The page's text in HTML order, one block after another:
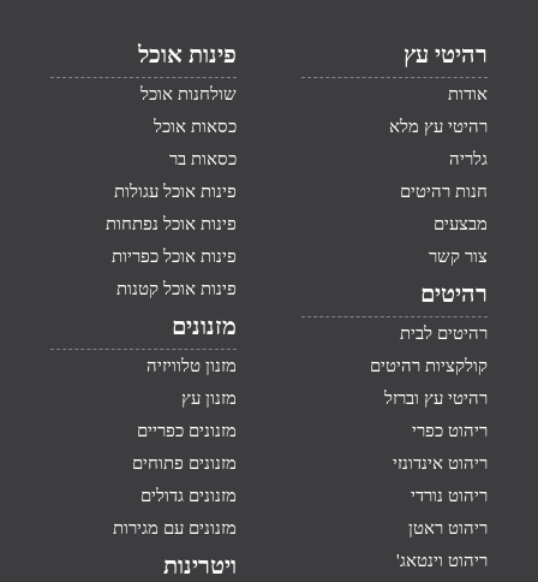
רהיטי עץ
אודות
רהיטי עץ מלא
גלריה
חנות רהיטים
מבצעים
צור קשר
רהיטים
רהיטים לבית
קולקציות רהיטים
רהיטי עץ וברזל
ריהוט כפרי
ריהוט אינדונזי
ריהוט נורדי
ריהוט ראטן
ריהוט וינטאג'
פינות אוכל
שולחנות אוכל
כסאות אוכל
כסאות בר
פינות אוכל עגולות
פינות אוכל נפתחות
פינות אוכל כפריות
פינות אוכל קטנות
מזנונים
מזנון טלוויזיה
מזנון עץ
מזנונים כפריים
מזנונים פתוחים
מזנונים גדולים
מזנונים עם מגירות
ויטרינות